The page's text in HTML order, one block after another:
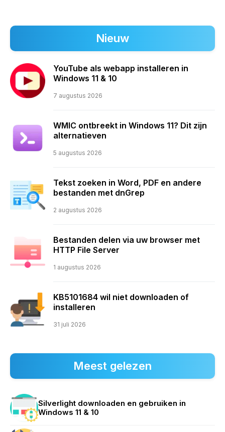
Nieuw
YouTube als webapp installeren in
Windows 11 & 10
7 augustus 2026
WMIC ontbreekt in Windows 11? Dit zijn
alternatieven
5 augustus 2026
Tekst zoeken in Word, PDF en andere
bestanden met dnGrep
2 augustus 2026
Bestanden delen via uw browser met
HTTP File Server
1 augustus 2026
KB5101684 wil niet downloaden of
installeren
31 juli 2026
Meest gelezen
Silverlight downloaden en gebruiken in
Windows 11 & 10